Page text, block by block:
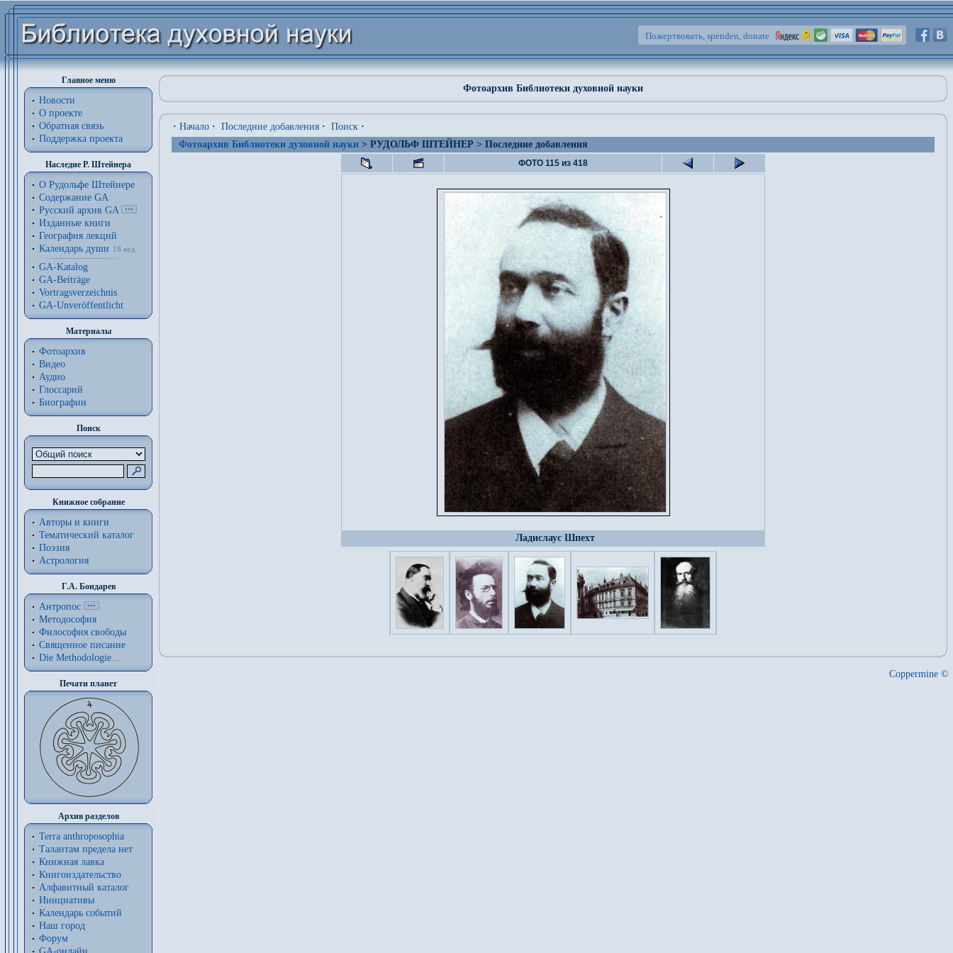
Пожертвовать, spenden, donate
Главное меню
Новости
О проекте
Обратная связь
Поддержка проекта
Наследие Р. Штейнера
О Рудольфе Штейнере
Содержание GA
Русский архив GA
Изданные книги
География лекций
Календарь души
18 нед.
GA-Katalog
GA-Beiträge
Vortragsverzeichnis
GA-Unveröffentlicht
Материалы
Фотоархив
Видео
Аудио
Глоссарий
Биографии
Поиск
Книжное собрание
Авторы и книги
Тематический каталог
Поэзия
Астрология
Г.А. Бондарев
Антропос
Методософия
Философия cвободы
Священное писание
Die Methodologie...
Печати планет
Архив разделов
Terra anthroposophia
Талантам предела нет
Книжная лавка
Книгоиздательство
Алфавитный каталог
Инициативы
Календарь событий
Наш город
Форум
Фотоархив Библиотеки духовной науки
· Начало · Последние добавления · Поиск ·
Фотоархив Библиотеки духовной науки > РУДОЛЬФ ШТЕЙНЕР > Последние добавления
ФОТО 115 из 418
Ладислаус Шпехт
Coppermine ©